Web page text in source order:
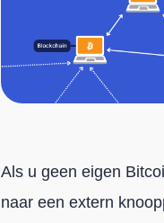
Als u geen eigen
naar een extern